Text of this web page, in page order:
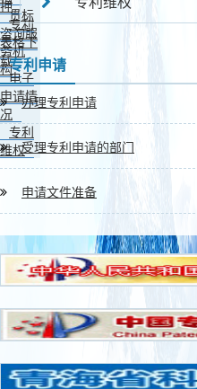
贯标
咨询服
务机
构
押
专利
表格下
载
电子
申请情
况
专利
维权
专利申请
办理专利申请
受理专利申请的部门
申请文件准备